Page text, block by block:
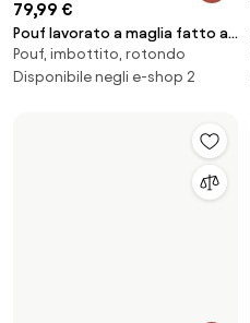
1199 €
Poggiapiedi in pelle Lennon
Pouf, in pelle, in legno massiccio